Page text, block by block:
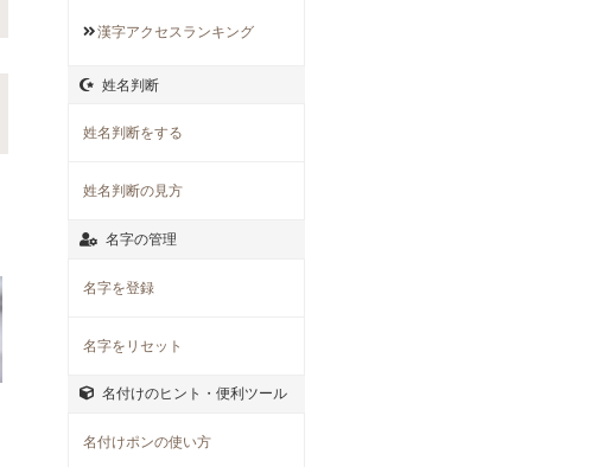
漢字アクセス ランキング
姓名判断
姓名判断をする
姓名判断の見方
名字の管理
名字を登録
名字をリセット
名付けのヒント・便利ツール
名付けポンの使い方